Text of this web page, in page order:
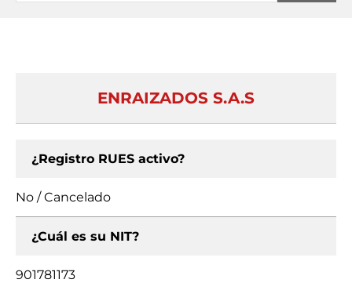
ENRAIZADOS S.A.S
¿Registro RUES activo?
No / Cancelado
¿Cuál es su NIT?
901781173